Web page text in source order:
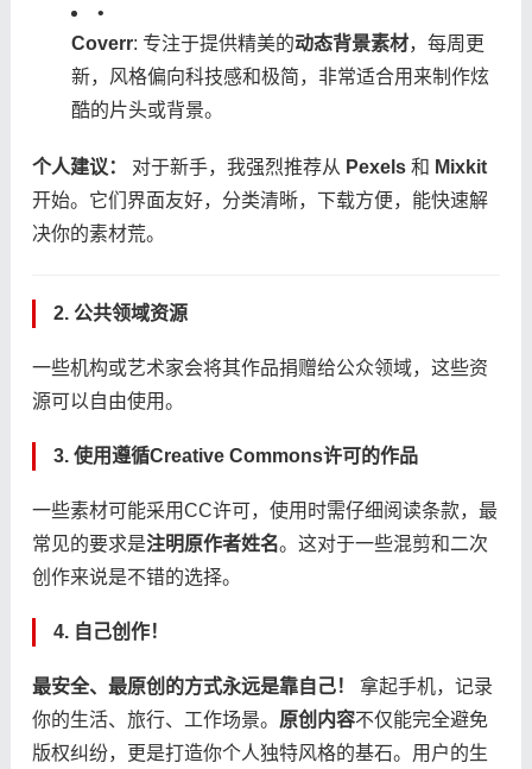
•
​Coverr​​: 专注于提供精美的​​动态背景素材​​，每周更
新，风格偏向科技感和极简，非常适合用来制作炫
酷的片头或背景。
​个人建议：​ ​ 对于新手，我强烈推荐从 ​ ​Pexels​​ 和 ​ ​Mixkit​​
开始。它们界面友好，分类清晰，下载方便，能快速解
决你的素材荒。
​2. 公共领域资源​
一些机构或艺术家会将其作品捐赠给公众领域，这些资
源可以自由使用。
​3. 使用遵循Creative Commons许可的作品​
一些素材可能采用CC许可，使用时需仔细阅读条款，最
常见的要求是​​注明原作者姓名​​。这对于一些混剪和二次
创作来说是不错的选择。
​4. 自己创作！​
​最安全、最原创的方式永远是靠自己！​
​ 拿起手机，记录
你的生活、旅行、工作场景。​ ​原创内容​​不仅能完全避免
版权纠纷，更是打造你个人独特风格的基石。用户的生